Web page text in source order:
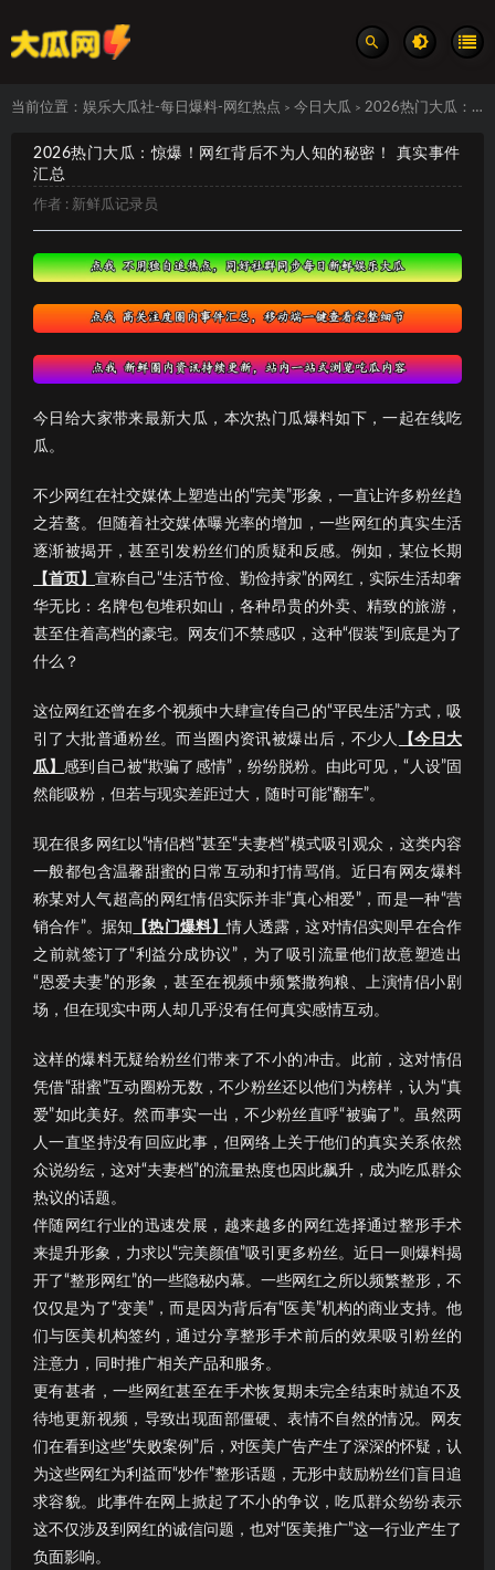
当前位置： 娱乐大瓜社-每日爆料-网红热点 > 今日大瓜 > 2026热门大瓜：惊爆！网红背后不为人知的秘密！ 真实事件汇总
2026热门大瓜：惊爆！网红背后不为人知的秘密！ 真实事件
汇总
作者 : 新鲜瓜记录员
今日给大家带来最新大瓜，本次热门瓜爆料如下，一起在线吃
瓜。
不少网红在社交媒体上塑造出的“完美”形象，一直让许多粉丝趋
之若鹜。但随着社交媒体曝光率的增加，一些网红的真实生活
逐渐被揭开，甚至引发粉丝们的质疑和反感。例如，某位长期
【首页】 宣称自己“生活节俭、勤俭持家”的网红，实际生活却奢
华无比：名牌包包堆积如山，各种昂贵的外卖、精致的旅游，
甚至住着高档的豪宅。网友们不禁感叹，这种“假装”到底是为了
什么？
这位网红还曾在多个视频中大肆宣传自己的“平民生活”方式，吸
引了大批普通粉丝。而当圈内资讯被爆出后，不少人
【今日大
瓜】感到自己被“欺骗了感情”，纷纷脱粉。由此可见，“人设”固
然能吸粉，但若与现实差距过大，随时可能“翻车”。
现在很多网红以“情侣档”甚至“夫妻档”模式吸引观众，这类内容
一般都包含温馨甜蜜的日常互动和打情骂俏。近日有网友爆料
称某对人气超高的网红情侣实际并非“真心相爱”，而是一种“营
销合作”。据知 【热门爆料】情人透露，这对情侣实则早在合作
之前就签订了“利益分成协议”，为了吸引流量他们故意塑造出
“恩爱夫妻”的形象，甚至在视频中频繁撒狗粮、上演情侣小剧
场，但在现实中两人却几乎没有任何真实感情互动。
这样的爆料无疑给粉丝们带来了不小的冲击。此前，这对情侣
凭借“甜蜜”互动圈粉无数，不少粉丝还以他们为榜样，认为“真
爱”如此美好。然而事实一出，不少粉丝直呼“被骗了”。虽然两
人一直坚持没有回应此事，但网络上关于他们的真实关系依然
众说纷纭，这对“夫妻档”的流量热度也因此飙升，成为吃瓜群众
热议的话题。
伴随网红行业的迅速发展，越来越多的网红选择通过整形手术
来提升形象，力求以“完美颜值”吸引更多粉丝。近日一则爆料揭
开了“整形网红”的一些隐秘内幕。一些网红之所以频繁整形，不
仅仅是为了“变美”，而是因为背后有“医美”机构的商业支持。他
们与医美机构签约，通过分享整形手术前后的效果吸引粉丝的
注意力，同时推广相关产品和服务。
更有甚者，一些网红甚至在手术恢复期未完全结束时就迫不及
待地更新视频，导致出现面部僵硬、表情不自然的情况。网友
们在看到这些“失败案例”后，对医美广告产生了深深的怀疑，认
为这些网红为利益而“炒作”整形话题，无形中鼓励粉丝们盲目追
求容貌。此事件在网上掀起了不小的争议，吃瓜群众纷纷表示
这不仅涉及到网红的诚信问题，也对“医美推广”这一行业产生了
负面影响。